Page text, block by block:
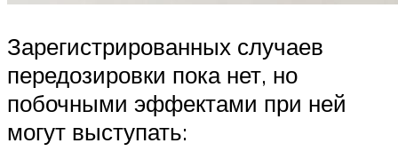
Зарегистрированных случаев
передозировки пока нет, но
побочными эффектами при ней
могут выступать: